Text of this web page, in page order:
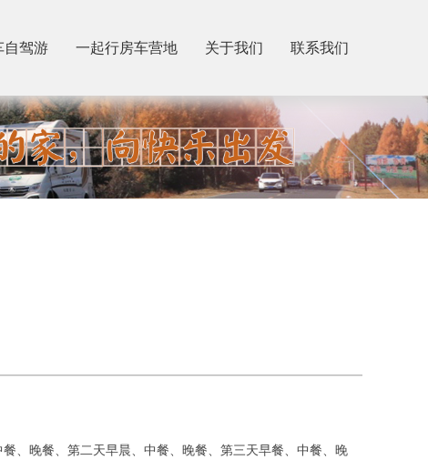
自驾游 一起行房车营地 关于我们 联系我们
、晚餐、第二天早晨、中餐、晚餐、第三天早餐、中餐、晚